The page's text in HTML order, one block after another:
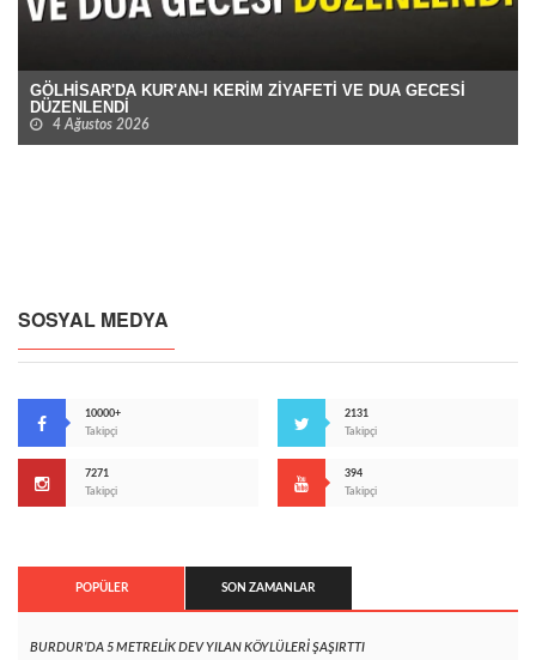
GÖLHİSAR'DA KUR'AN-I KERİM ZİYAFETİ VE DUA GECESİ
DÜZENLENDİ
4 Ağustos 2026
SOSYAL MEDYA
10000+
Takipçi
2131
Takipçi
7271
Takipçi
394
Takipçi
POPÜLER SON ZAMANLAR
BURDUR’DA 5 METRELİK DEV YILAN KÖYLÜLERİ ŞAŞIRTTI